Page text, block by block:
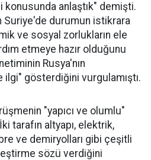
anlaştık" demişti.
Suriye'de durumun istikrara
ve sosyal zorlukların ele
etmeye hazır olduğunu
Rusya'nın
ilgi" gösterdiğini vurgulamıştı.
"yapıcı ve olumlu"
tarafın altyapı, elektrik,
ve demiryolları gibi çeşitli
sözü verdiğini